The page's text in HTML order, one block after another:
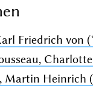
Friedrich von
Charlotte
Martin Heinrich